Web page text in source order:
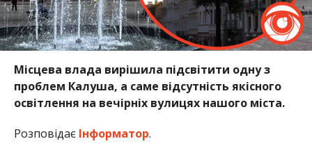
Місцева влада вирішила підсвітити одну з
проблем Калуша, а саме відсутність якісного
освітлення на вечірніх вулицях нашого міста.
Розповідає Інформатор.